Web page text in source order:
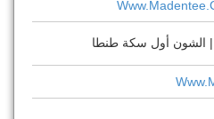
| الشون أول سكة طنطا